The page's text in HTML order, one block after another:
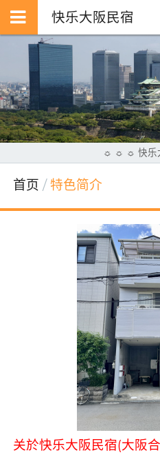
快乐大阪民宿
☼ ☼ ☼ 快乐大
首页 特色简介
关於快乐大阪民宿(大阪